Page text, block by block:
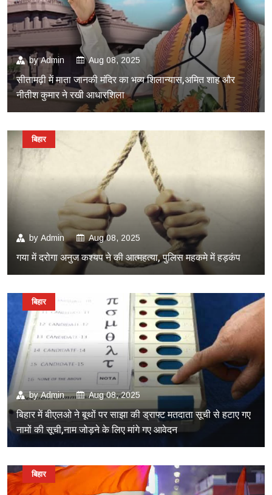
byAdmin Aug 08, 2025
सीतामढ़ी में माता जानकी मंदिर का भव्य शिलान्यास,अमित शाह और
नीतीश कुमार ने रखी आधारशिला
by Admin Aug 08, 2025
गया में दरोगा अनुज कश्यप ने की आत्महत्या, पुलिस महकमे में हड़कंप
बिहार
byAdmin Aug 08, 2025
बिहार में बीएलओ ने बूथों पर साझा की ड्राफ्ट मतदाता सूची से हटाए गए
नामों की सूची,नाम जोड़ने के लिए मांगे गए आवेदन
बिहार
बिहार